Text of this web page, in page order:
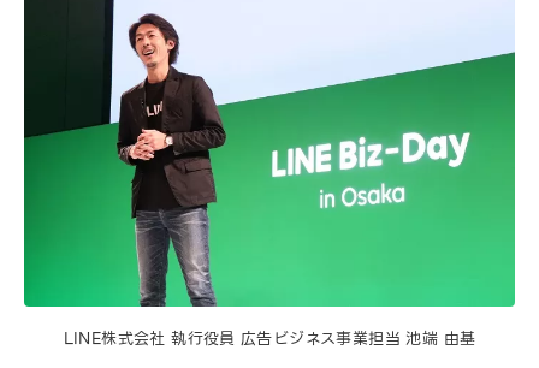
LINE株式会社 執行役員 広告ビジネス事業担当 池端 由基